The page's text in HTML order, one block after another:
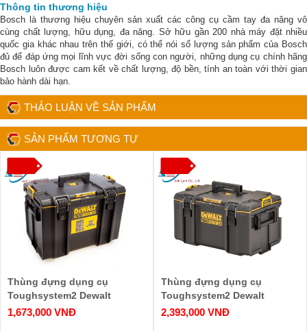
Thông tin thương hiệu
Bosch là thương hiệu chuyên sản xuất các công cụ cầm tay đa năng vô
cùng chất lượng, hữu dụng, đa năng. Sở hữu gần 200 nhà máy đặt nhiều
quốc gia khác nhau trên thế giới, có thể nói số lượng sản phẩm của Bosch
đủ để đáp ứng mọi lĩnh vực đời sống con người, những dụng cụ chính hãng
Bosch luôn được cam kết về chất lượng, độ bền, tính an toàn với thời gian
bảo hành dài hạn.
THẢO LUẬN VỀ SẢN PHẨM
SẢN PHẨM TƯƠNG TỰ
Thùng đựng dụng cụ
Toughsystem2 Dewalt
DWST83342-1
1,673,000 VNĐ
Thùng đựng dụng cụ
Toughsystem2 Dewalt
DWST83294-1
2,393,000 VNĐ